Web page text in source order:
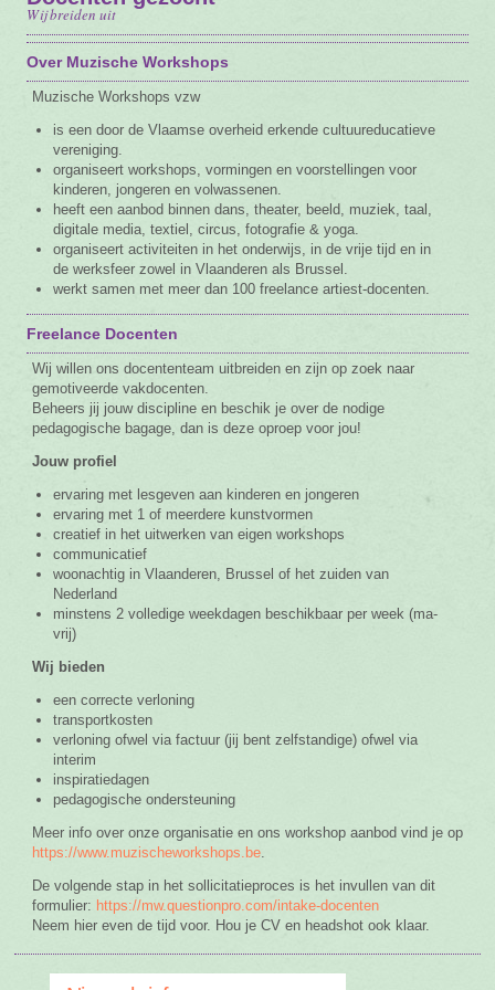
Vacature
Contact
Wij breiden uit
Over Muzische Workshops
Muzische Workshops vzw
is een door de Vlaamse overheid erkende cultuureducatieve
vereniging.
organiseert workshops, vormingen en voorstellingen voor
kinderen, jongeren en volwassenen.
heeft een aanbod binnen dans, theater, beeld, muziek, taal,
digitale media, textiel, circus, fotografie & yoga.
organiseert activiteiten in het onderwijs, in de vrije tijd en in
de werksfeer zowel in Vlaanderen als Brussel.
werkt samen met meer dan 100 freelance artiest-docenten.
Freelance Docenten
Wij willen ons docententeam uitbreiden en zijn op zoek naar
gemotiveerde vakdocenten.
Beheers jij jouw discipline en beschik je over de nodige
pedagogische bagage, dan is deze oproep voor jou!
Jouw profiel
ervaring met lesgeven aan kinderen en jongeren
ervaring met 1 of meerdere kunstvormen
creatief in het uitwerken van eigen workshops
communicatief
woonachtig in Vlaanderen, Brussel of het zuiden van
Nederland
minstens 2 volledige weekdagen beschikbaar per week (ma-
vrij)
Wij bieden
een correcte verloning
transportkosten
verloning ofwel via factuur (jij bent zelfstandige) ofwel via
interim
inspiratiedagen
pedagogische ondersteuning
Meer info over onze organisatie en ons workshop aanbod vind je op
https://www.muzischeworkshops.be.
De volgende stap in het sollicitatieproces is het invullen van dit
formulier: https://mw.questionpro.com/intake-docenten
Neem hier even de tijd voor. Hou je CV en headshot ook klaar.